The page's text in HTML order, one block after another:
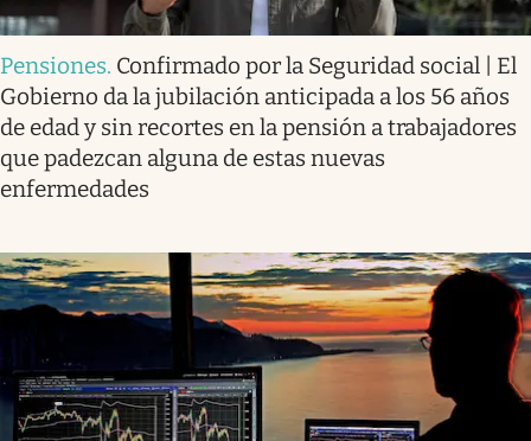
Pensiones. Confirmado por la Seguridad social | El
Gobierno da la jubilación anticipada a los 56 años
de edad y sin recortes en la pensión a trabajadores
que padezcan alguna de estas nuevas
enfermedades